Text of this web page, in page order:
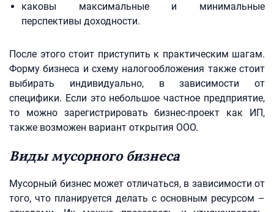
каковы максимальные и минимальные
перспективы доходности.
После этого стоит приступить к практическим шагам.
Форму бизнеса и схему налогообложения также стоит
выбирать индивидуально, в зависимости от
специфики. Если это небольшое частное предприятие,
то можно зарегистрировать бизнес-проект как ИП,
также возможен вариант открытия ООО.
Виды мусорного бизнеса
Мусорный бизнес может отличаться, в зависимости от
того, что планируется делать с основным ресурсом –